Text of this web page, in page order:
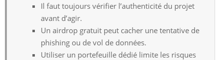
Il faut toujours vérifier l’authenticité du projet
avant d’agir.
Un airdrop gratuit peut cacher une tentative de
phishing ou de vol de données.
Utiliser un portefeuille dédié limite les risques